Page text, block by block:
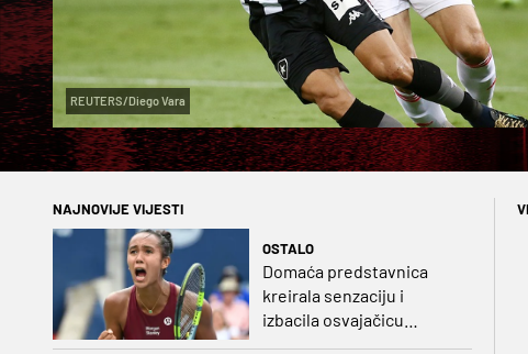
REUTERS/Diego Vara
NAJNOVIJE VIJESTI
OSTALO
Domaća predstavnica
kreirala senzaciju i
izbacila osvajačicu